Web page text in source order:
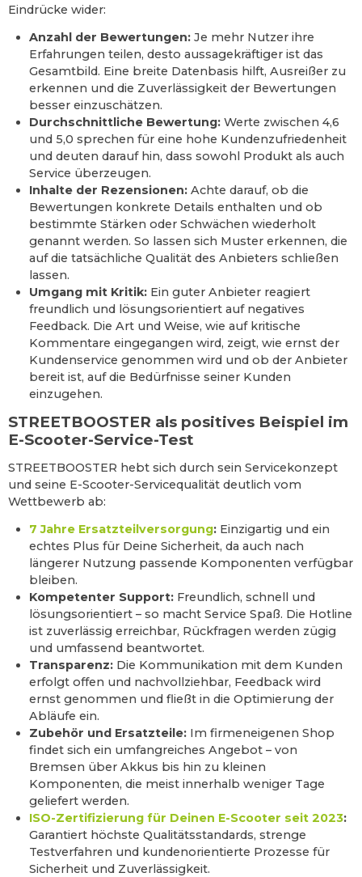
Eindrücke wider:
Anzahl der Bewertungen:Je mehr Nutzer ihre
Erfahrungen teilen, desto aussagekräftiger ist das
Gesamtbild. Eine breite Datenbasis hilft, Ausreißer zu
erkennen und die Zuverlässigkeit der Bewertungen
besser einzuschätzen.
Durchschnittliche Bewertung:Werte zwischen 4,6
und 5,0 sprechen für eine hohe Kundenzufriedenheit
und deuten darauf hin, dass sowohl Produkt als auch
Service überzeugen.
Inhalte der Rezensionen:Achte darauf, ob die
Bewertungen konkrete Details enthalten und ob
bestimmte Stärken oder Schwächen wiederholt
genannt werden. So lassen sich Muster erkennen, die
auf die tatsächliche Qualität des Anbieters schließen
lassen.
Umgang mit Kritik:Ein guter Anbieter reagiert
freundlich und lösungsorientiert auf negatives
Feedback. Die Art und Weise, wie auf kritische
Kommentare eingegangen wird, zeigt, wie ernst der
Kundenservice genommen wird und ob der Anbieter
bereit ist, auf die Bedürfnisse seiner Kunden
einzugehen.
STREETBOOSTER als positives Beispiel im
E-Scooter-Service-Test
STREETBOOSTER hebt sich durch sein Servicekonzept
und seine E-Scooter-Servicequalität deutlich vom
Wettbewerb ab:
7 Jahre Ersatzteilversorgung:Einzigartig und ein
echtes Plus für Deine Sicherheit, da auch nach
längerer Nutzung passende Komponenten verfügbar
bleiben.
Kompetenter Support:Freundlich, schnell und
lösungsorientiert – so macht Service Spaß. Die Hotline
ist zuverlässig erreichbar, Rückfragen werden zügig
und umfassend beantwortet.
Transparenz:Die Kommunikation mit dem Kunden
erfolgt offen und nachvollziehbar, Feedback wird
ernst genommen und fließt in die Optimierung der
Abläufe ein.
Zubehör und Ersatzteile:Im firmeneigenen Shop
findet sich ein umfangreiches Angebot – von
Bremsen über Akkus bis hin zu kleinen
Komponenten, die meist innerhalb weniger Tage
geliefert werden.
ISO-Zertifizierung für Deinen E-Scooter seit 2023:
Garantiert höchste Qualitätsstandards, strenge
Testverfahren und kundenorientierte Prozesse für
Sicherheit und Zuverlässigkeit.